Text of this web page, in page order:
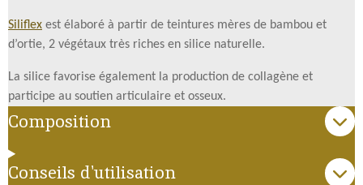
Siliflex est élaboré à partir de teintures mères de bambou et
d’ortie, 2 végétaux très riches en silice naturelle.
La silice favorise également la production de collagène et
participe au soutien articulaire et osseux.
Composition
Conseils d'utilisation